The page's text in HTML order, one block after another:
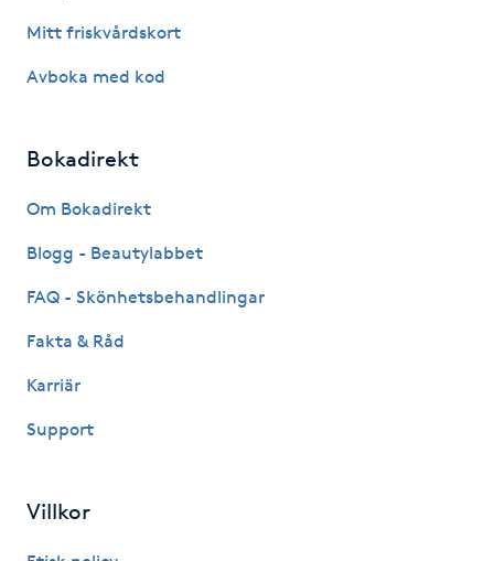
Keratinbehandling
Kinesisk medicin
Kiropraktik
Klippning
Mitt friskvårdskort
Avboka med kod
Bokadirekt
Om Bokadirekt
Blogg - Beautylabbet
FAQ - Skönhetsbehandlingar
Fakta & Råd
Karriär
Support
Villkor